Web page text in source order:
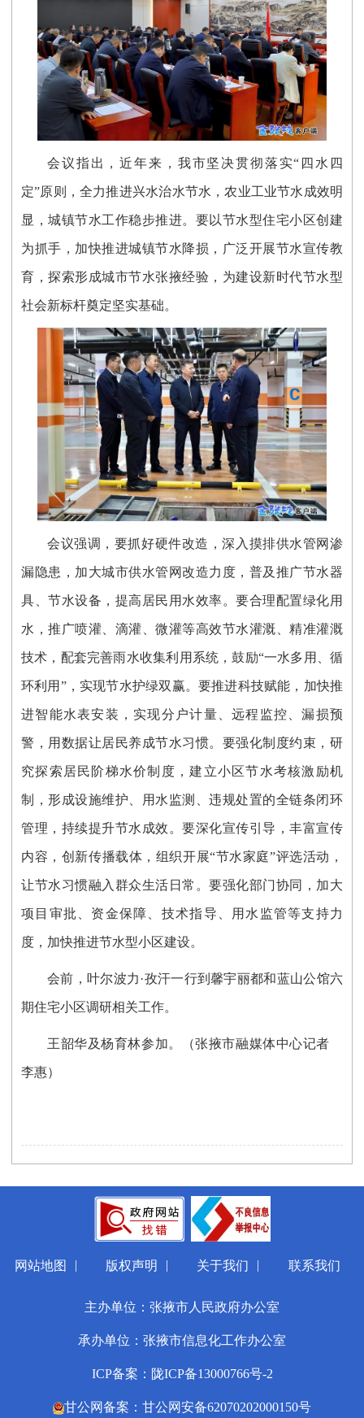
会议指出，近年来，我市坚决贯彻落实“四水四
定”原则，全力推进兴水治水节水，农业工业节水成效明
显，城镇节水工作稳步推进。要以节水型住宅小区创建
为抓手，加快推进城镇节水降损，广泛开展节水宣传教
育，探索形成城市节水张掖经验，为建设新时代节水型
社会新标杆奠定坚实基础。
会议强调，要抓好硬件改造，深入摸排供水管网渗
漏隐患，加大城市供水管网改造力度，普及推广节水器
具、节水设备，提高居民用水效率。要合理配置绿化用
水，推广喷灌、滴灌、微灌等高效节水灌溉、精准灌溉
技术，配套完善雨水收集利用系统，鼓励“一水多用、循
环利用”，实现节水护绿双赢。要推进科技赋能，加快推
进智能水表安装，实现分户计量、远程监控、漏损预
警，用数据让居民养成节水习惯。要强化制度约束，研
究探索居民阶梯水价制度，建立小区节水考核激励机
制，形成设施维护、用水监测、违规处置的全链条闭环
管理，持续提升节水成效。要深化宣传引导，丰富宣传
内容，创新传播载体，组织开展“节水家庭”评选活动，
让节水习惯融入群众生活日常。要强化部门协同，加大
项目审批、资金保障、技术指导、用水监管等支持力
度，加快推进节水型小区建设。
会前，叶尔波力·孜汗一行到馨宇丽都和蓝山公馆六
期住宅小区调研相关工作。
王韶华及杨育林参加。 （张掖市融媒体中心记者
李惠）
网站地图 | 版权声明 | 关于我们 | 联系我们
主办单位：张掖市人民政府办公室
承办单位：张掖市信息化工作办公室
ICP备案：陇ICP备13000766号-2
甘公网备案：甘公网安备62070202000150号